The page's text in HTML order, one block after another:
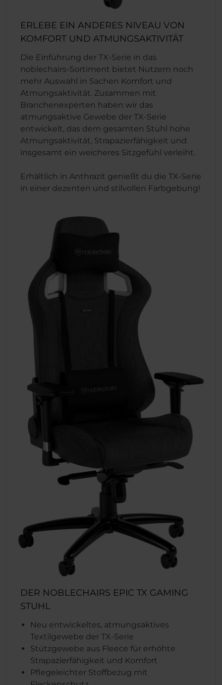
ERLEBE EIN ANDERES NIVEAU VON
KOMFORT UND ATMUNGSAKTIVITÄT
Die Einführung der TX-Serie in das
noblechairs-Sortiment bietet Nutzern noch
mehr Auswahl in Sachen Komfort und
Atmungsaktivität. Zusammen mit
Branchenexperten haben wir das
atmungsaktive Gewebe der TX-Serie
entwickelt, das dem gesamten Stuhl hohe
Atmungsaktivität, Strapazierfähigkeit und
insgesamt ein weicheres Sitzgefühl verleiht.
Erhältlich in Anthrazit genießt du die TX-Serie
in einer dezenten und stilvollen Farbgebung!
DER NOBLECHAIRS EPIC TX GAMING
STUHL
Neu entwickeltes, atmungsaktives
Textilgewebe der TX-Serie
Stützgewebe aus Fleece für erhöhte
Strapazierfähigkeit und Komfort
Pflegeleichter Stoffbezug mit